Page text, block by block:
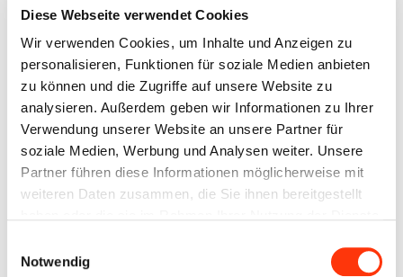
Diese Webseite verwendet Cookies
Wir verwenden Cookies, um Inhalte und Anzeigen zu
personalisieren, Funktionen für soziale Medien anbieten
zu können und die Zugriffe auf unsere Website zu
analysieren. Außerdem geben wir Informationen zu Ihrer
Verwendung unserer Website an unsere Partner für
soziale Medien, Werbung und Analysen weiter. Unsere
Partner führen diese Informationen möglicherweise mit
weiteren Daten zusammen, die Sie ihnen bereitgestellt
Cookies, wenn Sie unsere Webseite weiterhin nutzen.
Notwendig
H/EUH-Sätze
H319Verursacht schwere
Augenreizung.